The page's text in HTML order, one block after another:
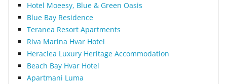
Hotel Moeesy, Blue & Green Oasis
Blue Bay Residence
Teranea Resort Apartments
Riva Marina Hvar Hotel
Heraclea Luxury Heritage Accommodation
Beach Bay Hvar Hotel
Apartmani Luma